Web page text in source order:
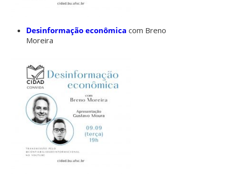
Desinformação econômica com Breno
Moreira